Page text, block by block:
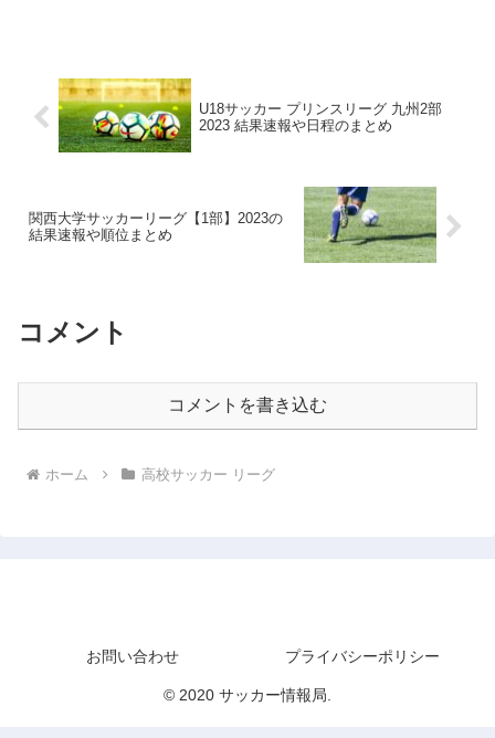
U18サッカー プリンスリーグ 九州2部
2023 結果速報や日程のまとめ
関西大学サッカーリーグ【1部】2023の
結果速報や順位まとめ
コメント
コメントを書き込む
ホーム 高校サッカー リーグ
お問い合わせ プライバシーポリシー
© 2020 サッカー情報局.